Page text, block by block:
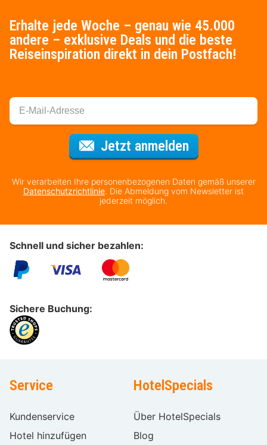
Erhalte jede Woche – genau wie 45.000
andere – exklusive Deals und die beste
Reiseinspiration direkt in dein Postfach!
Jetzt anmeldenFür den
Wir verarbeiten Ihre personenbezogenen Daten gemäß unserer
Datenschutzrichtlinie. Die Abmeldung vom Newsletter ist
jederzeit möglich.
Schnell und sicher bezahlen:
Sichere Buchung:
Service
Kundenservice
Hotel hinzufügen
HotelSpecials
Über HotelSpecials
Blog